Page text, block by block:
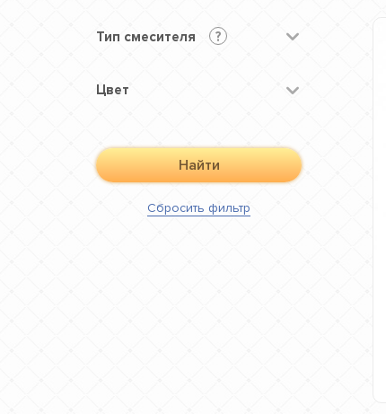
Тип смесителя ?
Цвет
Найти
Сбросить фильтр